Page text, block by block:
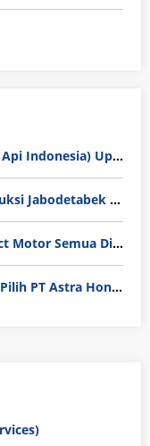
Gaji Karyawan PT KAI (Kereta Api Indonesia) Update 2025
Rata-Rata Gaji Operator Produksi Jabodetabek 2025: Bedah Tuntas UMK, Lemburan, dan Realita Hidup Buruh
Gaji Karyawan Honda Prospect Motor Semua Divisi
Gaji Operator Produksi 2026: Pilih PT Astra Honda Motor (AHM) atau Manufaktur di Jepang?